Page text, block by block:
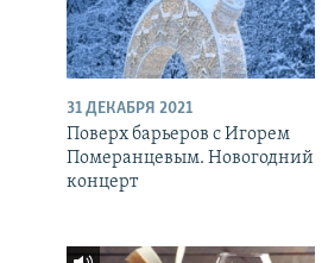
31 ДЕКАБРЯ 2021
Поверх барьеров с Игорем
Померанцевым. Новогодний
концерт